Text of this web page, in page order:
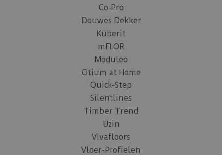
Co-Pro
Douwes Dekker
Küberit
mFLOR
Moduleo
Otium at Home
Quick-Step
Silentlines
Timber Trend
Uzin
Vivafloors
Vloer-Profielen